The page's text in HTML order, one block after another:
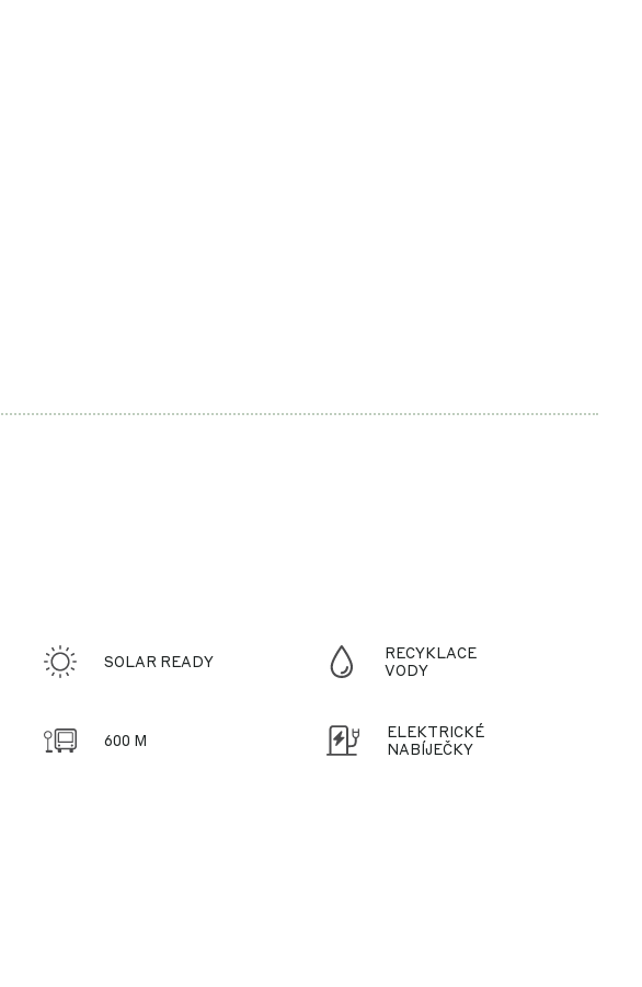
SOLAR READY
RECYKLACE
VODY
600 M
ELEKTRICKÉ
NABÍJEČKY